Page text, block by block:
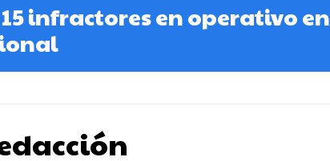
infractores en operativo en